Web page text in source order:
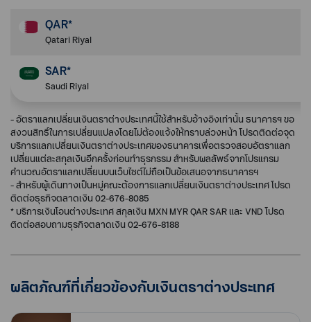
QAR*
Qatari Riyal
SAR*
Saudi Riyal
- อัตราแลกเปลี่ยนเงินตราต่างประเทศนี้ใช้สำหรับอ้างอิงเท่านั้น ธนาคารฯ ขอ
สงวนสิทธิ์ในการเปลี่ยนแปลงโดยไม่ต้องแจ้งให้ทราบล่วงหน้า โปรดติดต่อจุด
บริการแลกเปลี่ยนเงินตราต่างประเทศของธนาคารเพื่อตรวจสอบอัตราแลก
เปลี่ยนแต่ละสกุลเงินอีกครั้งก่อนทำธุรกรรม สำหรับผลลัพธ์จากโปรแกรม
คำนวณอัตราแลกเปลี่ยนบนเว็บไซต์ไม่ถือเป็นข้อเสนอจากธนาคารฯ
- สำหรับผู้เดินทางเป็นหมู่คณะต้องการแลกเปลี่ยนเงินตราต่างประเทศ โปรด
ติดต่อธุรกิจตลาดเงิน 02-676-8085
* บริการเงินโอนต่างประเทศ สกุลเงิน MXN MYR QAR SAR และ VND โปรด
ติดต่อสอบถามธุรกิจตลาดเงิน 02-676-8188
ผลิตภัณฑ์ที่เกี่ยวข้องกับเงินตราต่างประเทศ